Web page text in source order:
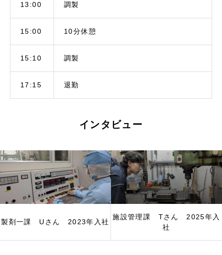
13:00 調製
15:00 10分休憩
15:10 調製
17:15 退勤
インタビュー
製剤一課 Uさん 2023年入社
施設管理課 Tさん 2025年入
社